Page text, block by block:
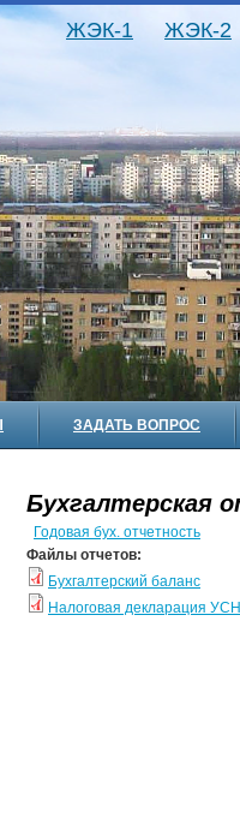
ЖЭК-1 ЖЭК-2
ЗАДАТЬ ВОПРОС
Бухгалтерская
Годовая бух. отчетность
Файлы отчетов:
Бухгалтерский баланс
Налоговая декларация УСН